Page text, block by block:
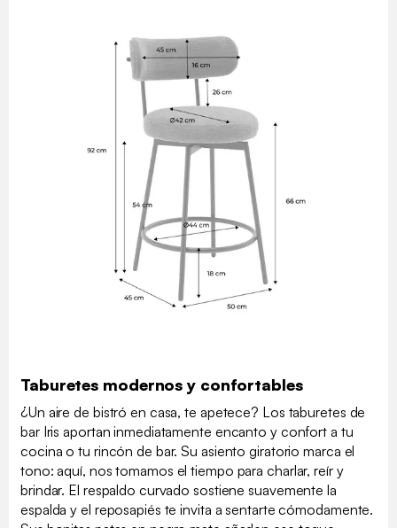
Taburetes modernos y confortables
¿Un aire de bistró en casa, te apetece? Los taburetes de
bar Iris aportan inmediatamente encanto y confort a tu
cocina o tu rincón de bar. Su asiento giratorio marca el
tono: aquí, nos tomamos el tiempo para charlar, reír y
brindar. El respaldo curvado sostiene suavemente la
espalda y el reposapiés te invita a sentarte cómodamente.